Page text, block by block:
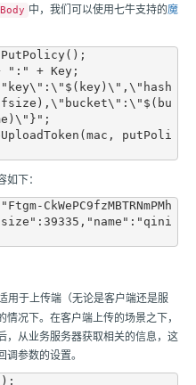
中，我们可以使用七牛支持的魔
":" + Key;
putPoli
下：
CkWePC9fzMBTRNmPMh
用于上传端（无论是客户端还是服
况下。在客户端上传的场景之下，
，从业务服务器获取相关的信息，这
参数的设置。